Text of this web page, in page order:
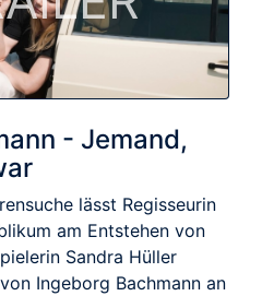
- Jemand,
lässt Regisseurin
am Entstehen von
Sandra Hüller
Ingeborg Bachmann an